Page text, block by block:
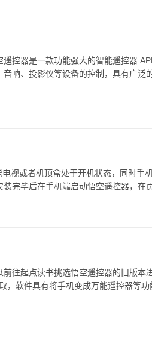
控器是一款功能强大的智能遥控器
响、投影仪等设备的控制，具有广泛
视或者机顶盒处于开机状态，同时手
完毕后在手机端启动悟空遥控器，在
往起点读书挑选悟空遥控器的旧版本
软件具有将手机变成万能遥控器等功